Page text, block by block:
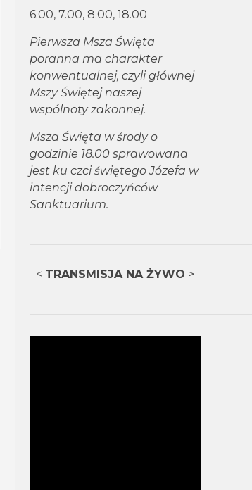
6.00, 7.00, 8.00, 18.00
Pierwsza Msza Święta
poranna ma charakter
konwentualnej, czyli głównej
Mszy Świętej naszej
wspólnoty zakonnej.
Msza Święta w środy o
godzinie 18.00 sprawowana
jest ku czci świętego Józefa w
intencji dobroczyńców
Sanktuarium.
< TRANSMISJA NA ŻYWO >